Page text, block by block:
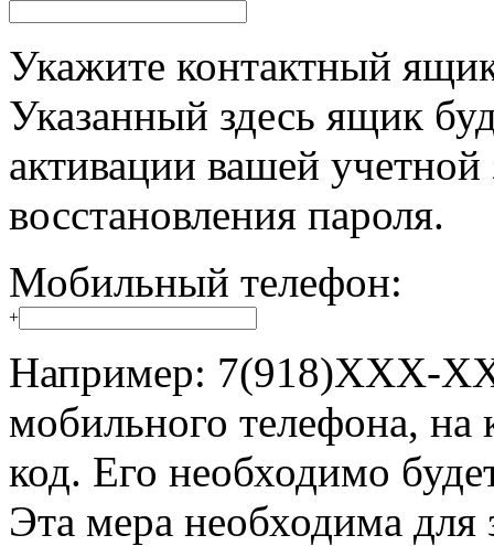
Укажите контактный
Указанный здесь ящик
активации вашей
восстановления пароля.
Мобильный телефон:
+
Например: 7(918)XXX-
мобильного телефона, на
код. Его необходимо
Эта мера необходима для